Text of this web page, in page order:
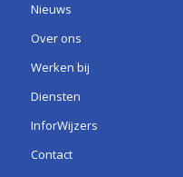
Nieuws
Over ons
Werken bij
Diensten
InforWijzers
Contact